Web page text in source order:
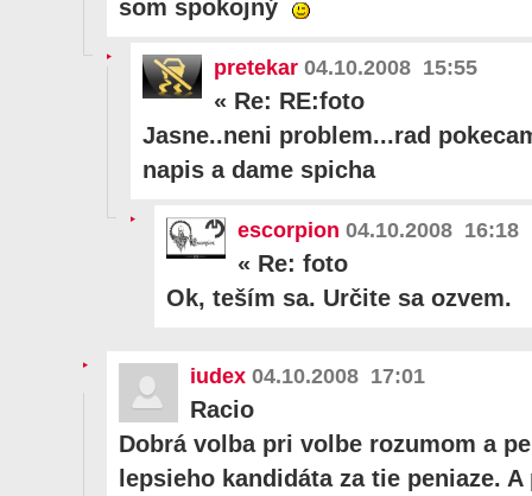
som spokojný
pretekar 04.10.2008 15:55
« Re: RE:foto
Jasne..neni problem...rad
napis a dame spicha
escorpion 04.10.2008 16:18
« Re: foto
Ok, teším sa. Určite sa ozvem.
iudex 04.10.2008 17:01
Racio
Dobrá volba pri volbe rozumom a
lepsieho kandidáta za tie peniaze.